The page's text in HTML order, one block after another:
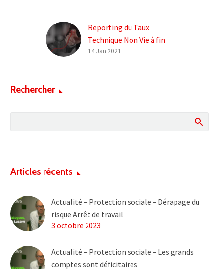
Reporting du Taux
Technique Non Vie à fin
décembre 2020
respectivement à fin
14 Jan 2021
Rechercher
Articles récents
Actualité – Protection sociale – Dérapage du
risque Arrêt de travail
3 octobre 2023
Actualité – Protection sociale – Les grands
comptes sont déficitaires